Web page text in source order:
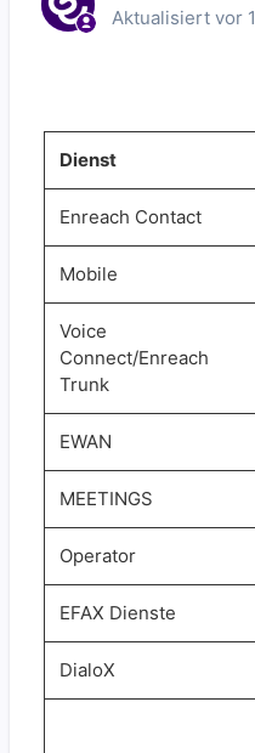
Aktualisiert vor
Dienst
Enreach Contact
Mobile
Voice
Connect/Enreach
Trunk
EWAN
MEETINGS
Operator
EFAX Dienste
DialoX